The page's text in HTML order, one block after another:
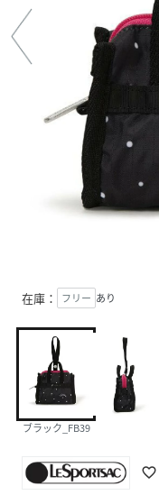
在庫： フリー あり
ブラック_FB39
favorite_border